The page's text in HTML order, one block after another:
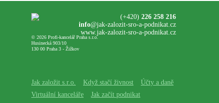
© 2026 Profi-kancelář Praha s.r.o.
Husinecká 903/10
130 00 Praha 3 - Žižkov
(+420) 226 258 216
info@jak-zalozit-sro-a-podnikat.cz
www.jak-zalozit-sro-a-podnikat.cz
Jak založit s.r.o. Když stačí živnost
Účty a daně
Virtuální kanceláře
Jak začít podnikat